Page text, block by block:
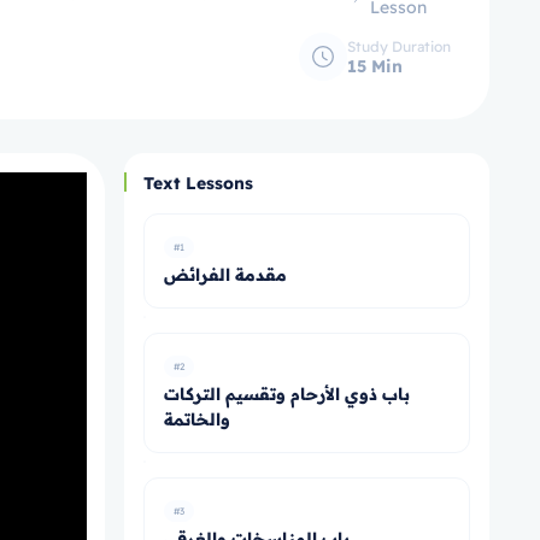
Lesson
Study Duration
15 Min
Text Lessons
#1
مقدمة الفرائض
#2
باب ذوي الأرحام وتقسيم التركات
والخاتمة
#3